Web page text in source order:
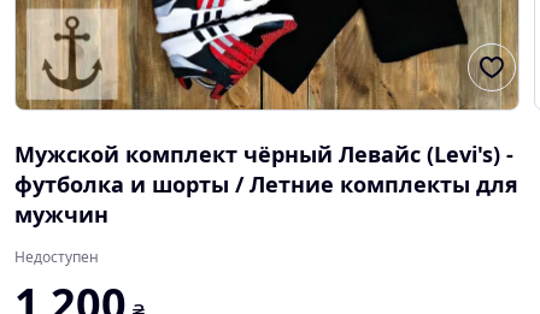
Мужской комплект чёрный Левайс (Levi's) -
футболка и шорты / Летние комплекты для
мужчин
Недоступен